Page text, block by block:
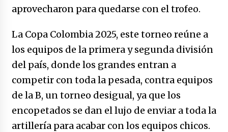
colombiano
16/12/2025
aprovecharon para quedarse con el trofeo.
La Copa Colombia 2025, este torneo reúne a
los equipos de la primera y segunda división
del país, donde los grandes entran a
competir con toda la pesada, contra equipos
de la B, un torneo desigual, ya que los
encopetados se dan el lujo de enviar a toda la
artillería para acabar con los equipos chicos.